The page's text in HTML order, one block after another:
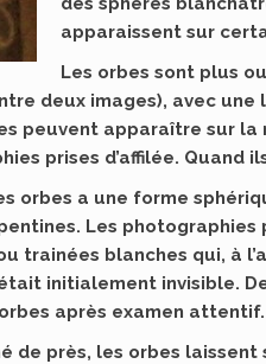
apparaissent sur
Les orbes sont plus
deux images), avec une
peuvent apparaître sur
prises d’affilée. Quand
orbes a une forme
Les
trainées blanches qui, à
initialement invisible.
après examen attentif.
de près, les orbes